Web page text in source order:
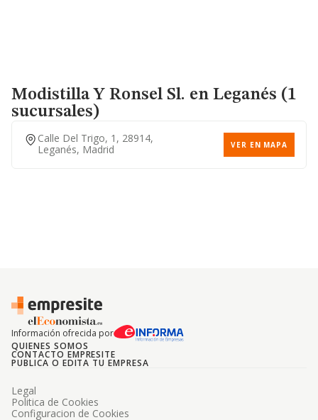
Modistilla Y Ronsel Sl. en Leganés (1
sucursales)
Calle Del Trigo, 1, 28914,
Leganés, Madrid
VER EN MAPA
Información ofrecida por
QUIENES SOMOS
CONTACTO EMPRESITE
PUBLICA O EDITA TU EMPRESA
Legal
Politica de Cookies
Configuracion de Cookies